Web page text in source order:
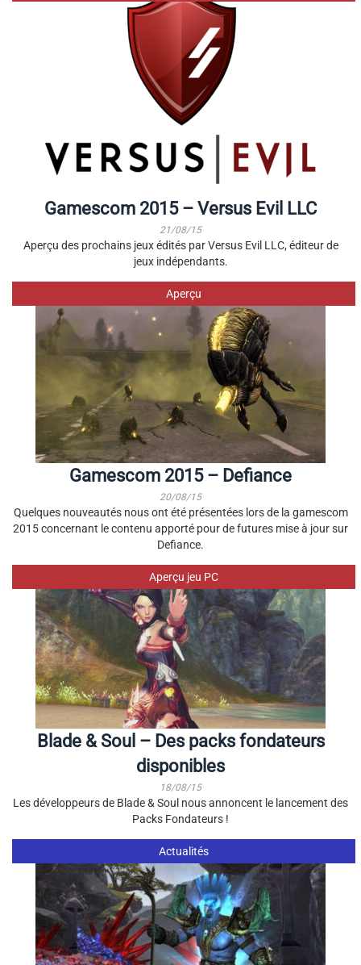
Gamescom 2015 – Versus Evil LLC
21/08/15
Aperçu des prochains jeux édités par Versus Evil LLC, éditeur de
jeux indépendants.
Aperçu
Gamescom 2015 – Defiance
20/08/15
Quelques nouveautés nous ont été présentées lors de la gamescom
2015 concernant le contenu apporté pour de futures mise à jour sur
Defiance.
Aperçu jeu PC
Blade & Soul – Des packs fondateurs
disponibles
18/08/15
Les développeurs de Blade & Soul nous annoncent le lancement des
Packs Fondateurs !
Actualités